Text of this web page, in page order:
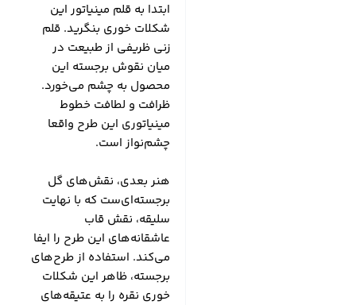
ابتدا به قلم مینیاتور این
شکلات خوری بنگرید. قلم
زنی ظریفی از طبیعت در
میان نقوش برجسته این
محصول به چشم می‌خورد.
ظرافت و لطافت خطوط
مینیاتوری این طرح واقعا
چشم‌نواز است.
هنر بعدی، نقش‌های گل
برجسته‌ای‌ست که با نهایت
سلیقه، نقش قاب
عاشقانه‌های این طرح را ایفا
می‌کند. استفاده از طرح‌های
برجسته، ظاهر این شکلات
خوری نقره را به عتیقه‌های